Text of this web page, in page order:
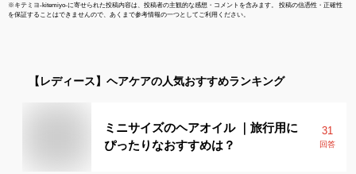
※キテミヨ-kitemiyo-に寄せられた投稿内容は、投稿者の主観的な感想・コメントを含みます。 投稿の信憑性・正確性
を保証することはできませんので、あくまで参考情報の一つとしてご利用ください。
【レディース】 ヘアケアの人気おすすめランキング
ミニサイズのヘアオイル ｜旅行用に
ぴったりなおすすめは？
31
回答